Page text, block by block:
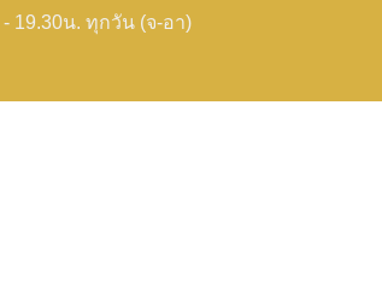
19.30น. ทุกวัน (จ-อา)